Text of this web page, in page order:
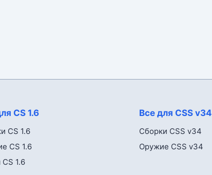
CS 1.6
CS 1.6
CS 1.6
1.6
Все для CSS v34
Сборки CSS v34
Оружие CSS v34